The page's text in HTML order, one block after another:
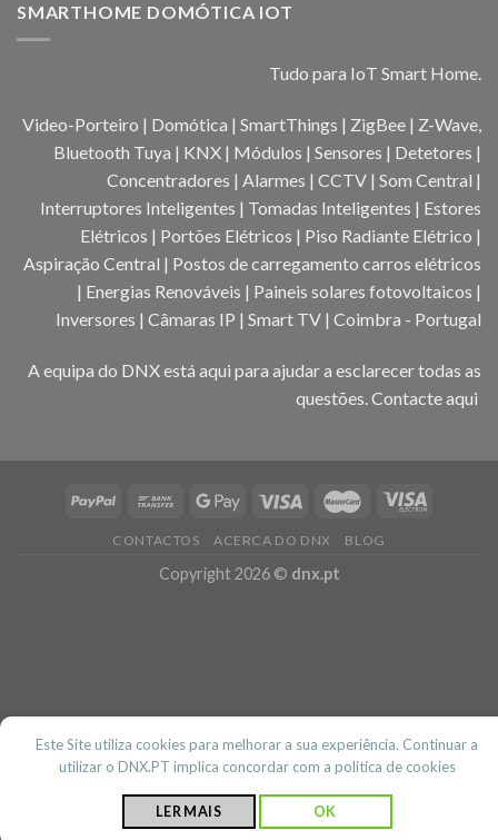
SMARTHOME DOMÓTICA IOT
Tudo para IoT Smart Home.
Video-Porteiro | Domótica | SmartThings | ZigBee | Z-Wave,
Bluetooth Tuya | KNX | Módulos | Sensores | Detetores |
Concentradores | Alarmes | CCTV | Som Central |
Interruptores Inteligentes | Tomadas Inteligentes | Estores
Elétricos | Portões Elétricos | Piso Radiante Elétrico |
Aspiração Central | Postos de carregamento carros elétricos
| Energias Renováveis | Paineis solares fotovoltaicos |
Inversores | Câmaras IP | Smart TV | Coimbra - Portugal
A equipa do DNX está aqui para ajudar a esclarecer todas as
questões. Contacte aqui
CONTACTOS ACERCA DO DNX BLOG
Copyright 2026 © dnx.pt
Este Site utiliza cookies para melhorar a sua experiência. Continuar a
utilizar o DNX.PT implica concordar com a politica de cookies